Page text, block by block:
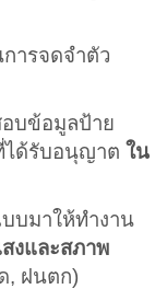
ารจดจำตัว
บข้อมูลป้าย
ได้รับอนุญาต ใน
บมาให้ทำงาน
งและสภาพ
, ฝนตก)